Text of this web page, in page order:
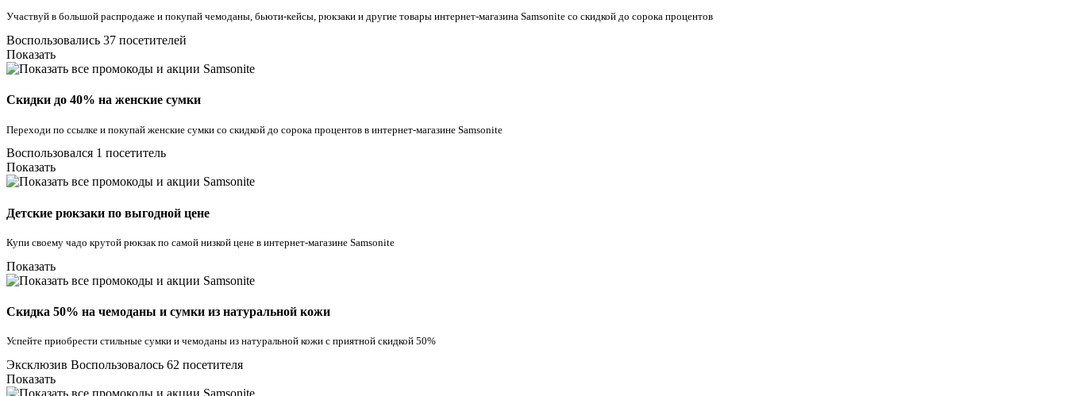
Участвуй в большой распродаже и покупай чемоданы, бьюти-кейсы, рюкзаки и другие товары интернет-магазина Samsonite со скидкой до сорока процентов
Воспользовались 37 посетителей
Показать
Скидки до 40% на женские сумки
Переходи по ссылке и покупай женские сумки со скидкой до сорока процентов в интернет-магазине Samsonite
Воспользовался 1 посетитель
Показать
Детские рюкзаки по выгодной цене
Купи своему чадо крутой рюкзак по самой низкой цене в интернет-магазине Samsonite
Показать
Скидка 50% на чемоданы и сумки из натуральной кожи
Успейте приобрести стильные сумки и чемоданы из натуральной кожи с приятной скидкой 50%
Эксклюзив Воспользовалось 62 посетителя
Показать